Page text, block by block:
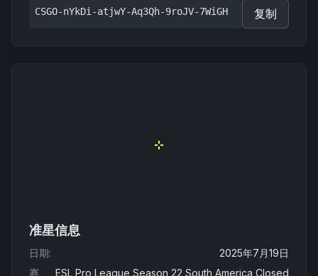
CSGO-nYkDi-atjwY-Aq3Qh-9roJV-7WiGH 复制
准星信息
日期:
2025年7月19日
赛
ESL Pro League Season 22 South America Closed